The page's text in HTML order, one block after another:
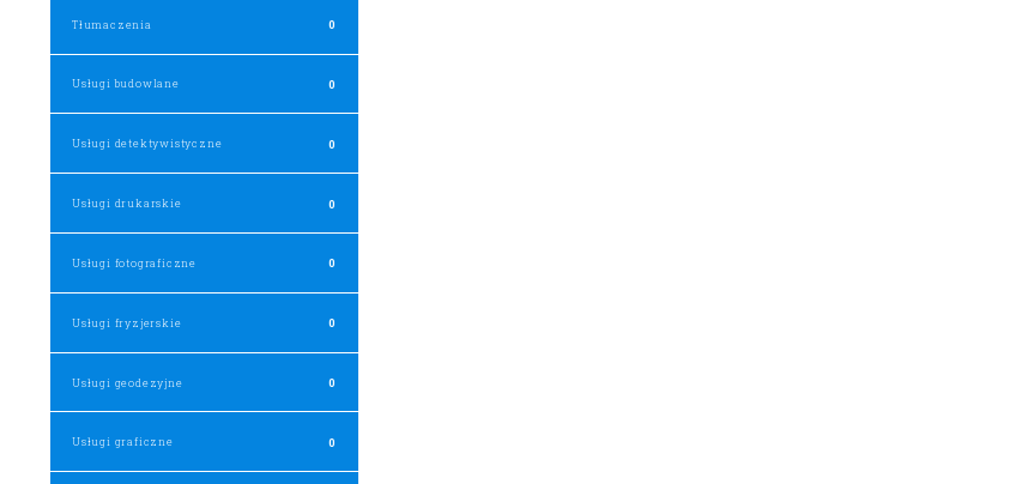
Tłumaczenia 0
Usługi budowlane 0
Usługi detektywistyczne 0
Usługi drukarskie 0
Usługi fotograficzne 0
Usługi fryzjerskie 0
Usługi geodezyjne 0
Usługi graficzne 0